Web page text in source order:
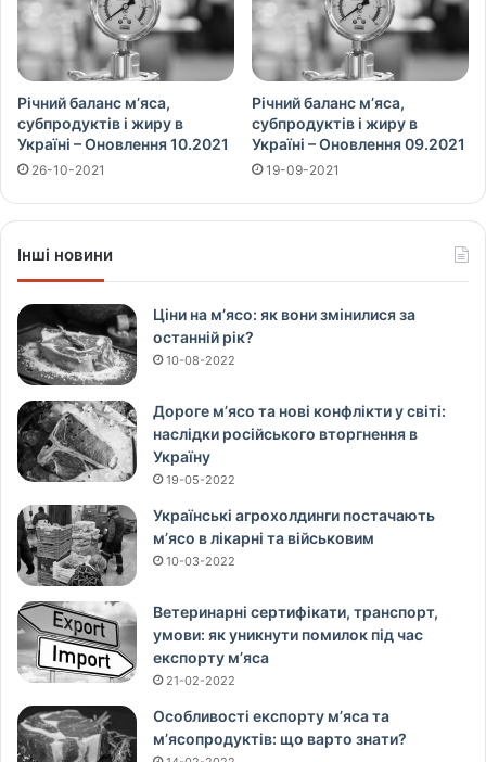
Річний баланс м’яса,
субпродуктів і жиру в
Україні – Оновлення 10.2021
26-10-2021
Річний баланс м’яса,
субпродуктів і жиру в
Україні – Оновлення 09.2021
19-09-2021
Інші новини
Ціни на м’ясо: як вони змінилися за
останній рік?
10-08-2022
Дороге м’ясо та нові конфлікти у світі:
наслідки російського вторгнення в
Україну
19-05-2022
Українські агрохолдинги постачають
м’ясо в лікарні та військовим
10-03-2022
Ветеринарні сертифікати, транспорт,
умови: як уникнути помилок під час
експорту м’яса
21-02-2022
Особливості експорту м’яса та
м’ясопродуктів: що варто знати?